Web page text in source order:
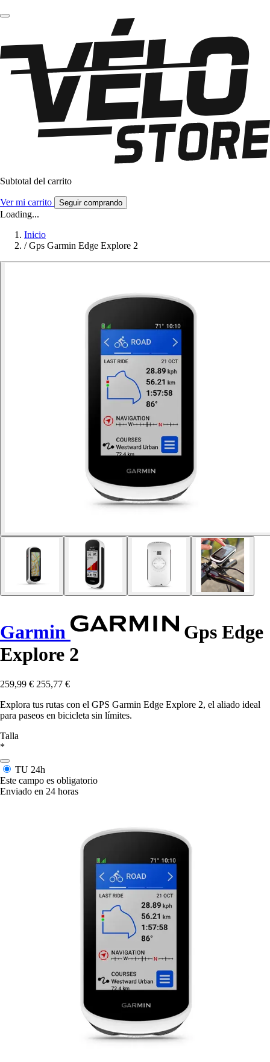
Subtotal del carrito
Ver mi carrito Seguir comprando
Loading...
Inicio
/ Gps Garmin Edge Explore 2
Garmin
Gps Edge
Explore 2
259,99 € 255,77 €
Explora tus rutas con el GPS Garmin Edge Explore 2, el aliado ideal
para paseos en bicicleta sin límites.
Talla
*
TU 24h
Este campo es obligatorio
Enviado en 24 horas